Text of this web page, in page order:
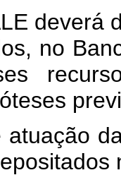
deverá
no
atuação